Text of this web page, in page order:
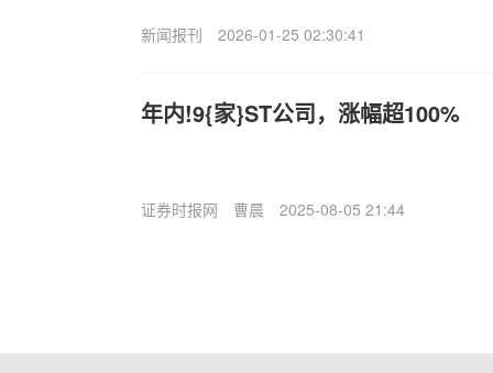
新闻报刊 2026-01-25 02:30:41
年内!9{家}ST公司，涨幅超100%
证券时报网 曹晨 2025-08-05 21:44